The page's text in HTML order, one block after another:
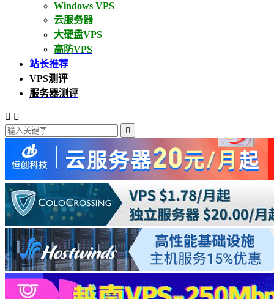
Windows VPS
云服务器
大硬盘VPS
高防VPS
站长推荐
VPS测评
服务器测评
 
